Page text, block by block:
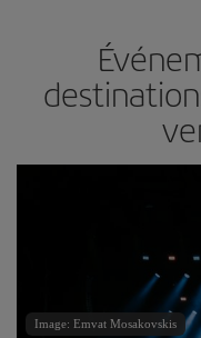
Image: Emvat Mosakovskis